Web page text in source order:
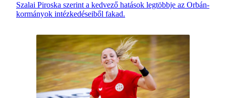
Szalai Piroska szerint a kedvező hatások legtöbbje az Orbán-
kormányok intézkedéseiből fakad.